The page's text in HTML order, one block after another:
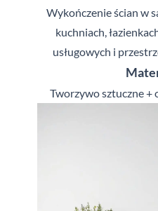
Wykończenie ścian w
kuchniach,
usługowych i
Tworzywo sztuczne +